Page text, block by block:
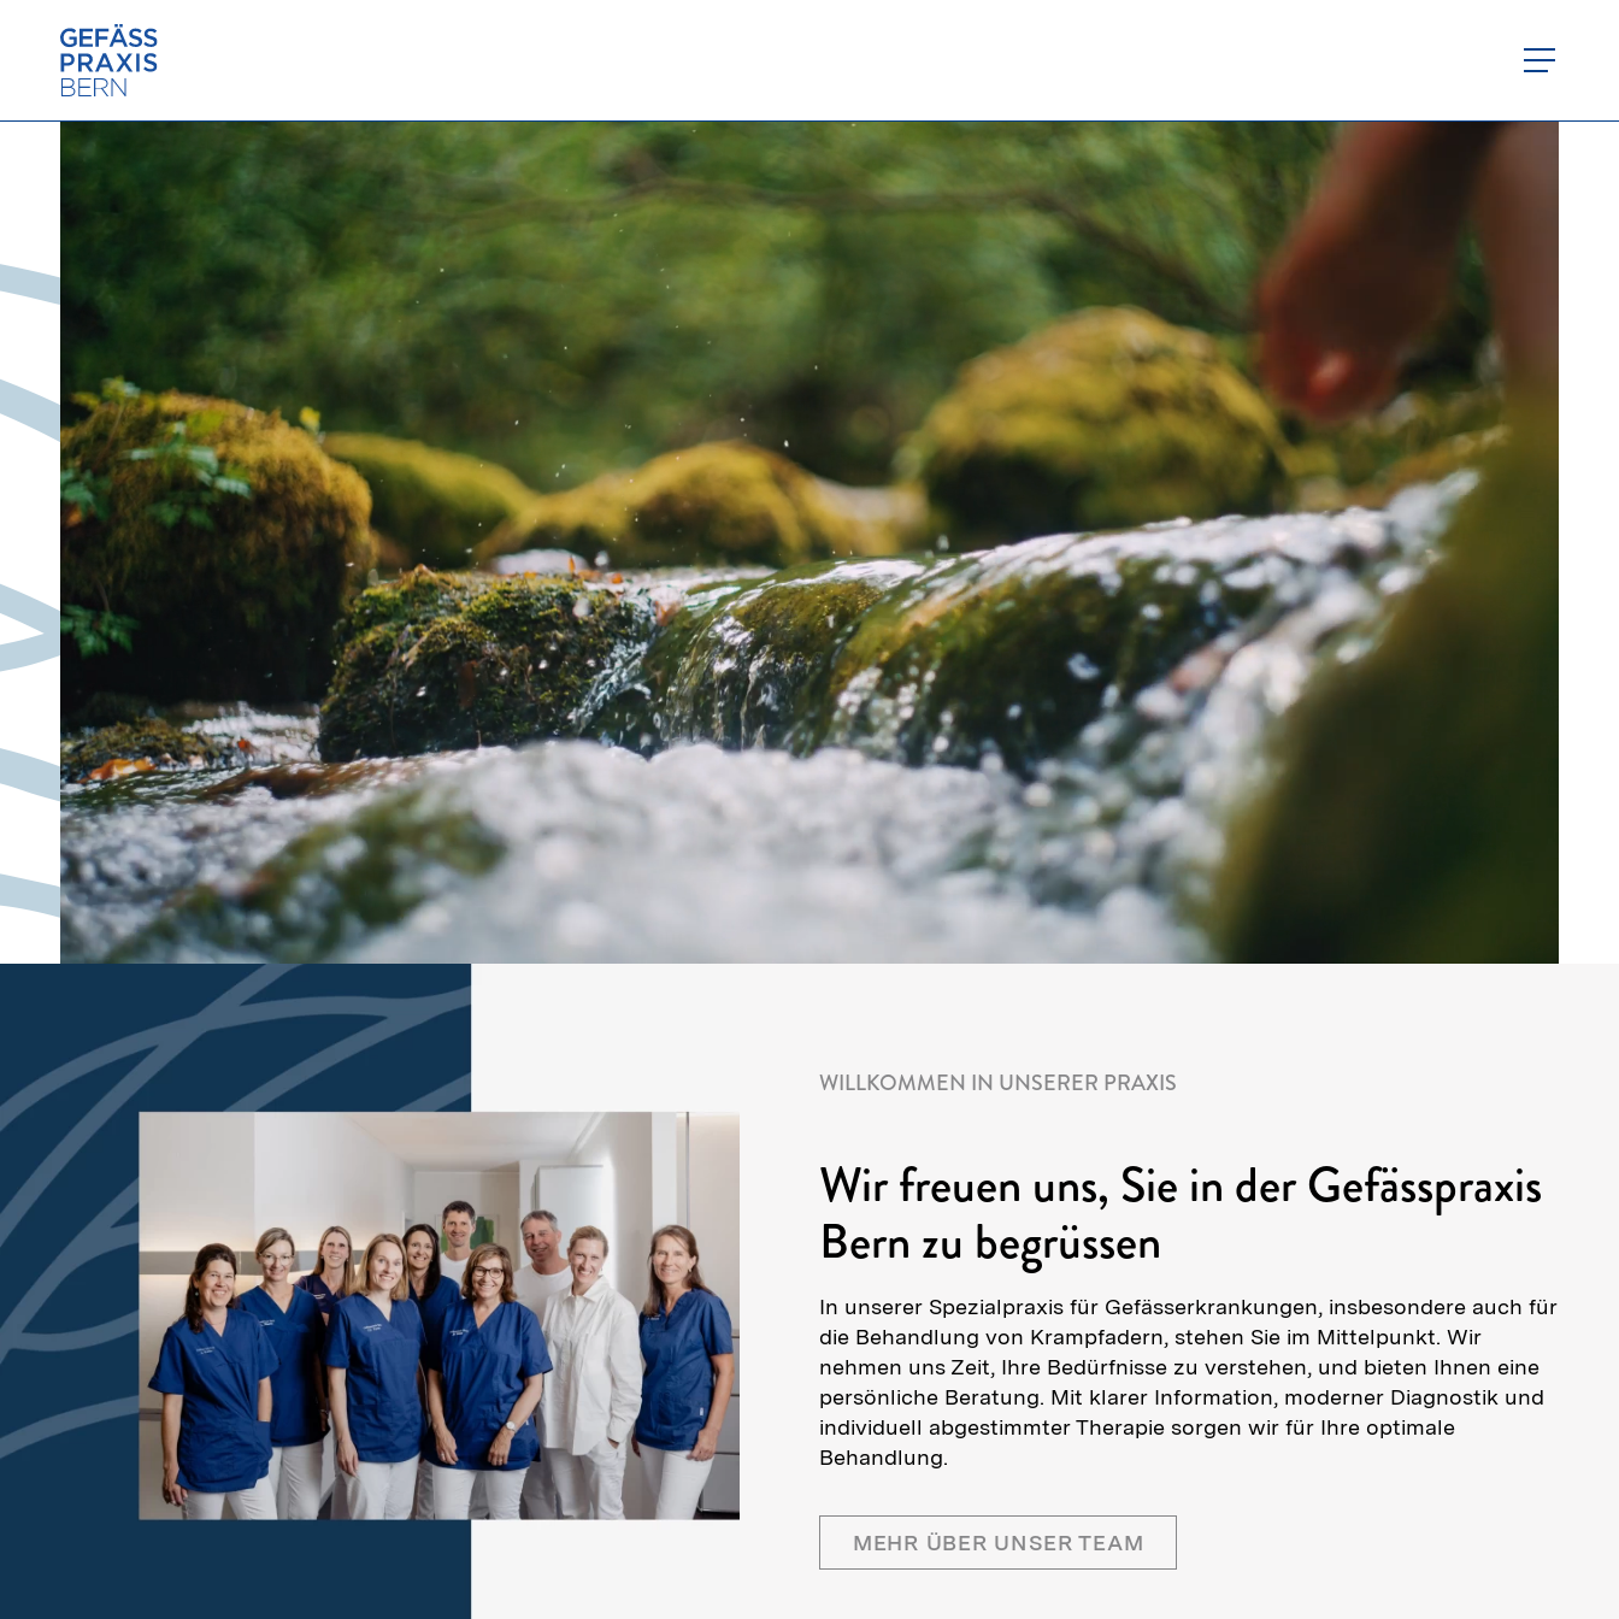
WILLKOMMEN IN UNSERER PRAXIS
Wir freuen uns, Sie in der Gefässpraxis
Bern zu begrüssen
In unserer Spezialpraxis für Gefässerkrankungen, insbesondere auch für
die Behandlung von Krampfadern, stehen Sie im Mittelpunkt. Wir
nehmen uns Zeit, Ihre Bedürfnisse zu verstehen, und bieten Ihnen eine
persönliche Beratung. Mit klarer Information, moderner Diagnostik und
individuell abgestimmter Therapie sorgen wir für Ihre optimale
Behandlung.
MEHR ÜBER UNSER TEAM